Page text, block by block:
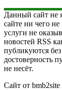
Данный сайт не
сайте ни чего
услуги не
новостей RSS
публикуются
достоверность
не несёт.
Сайт от